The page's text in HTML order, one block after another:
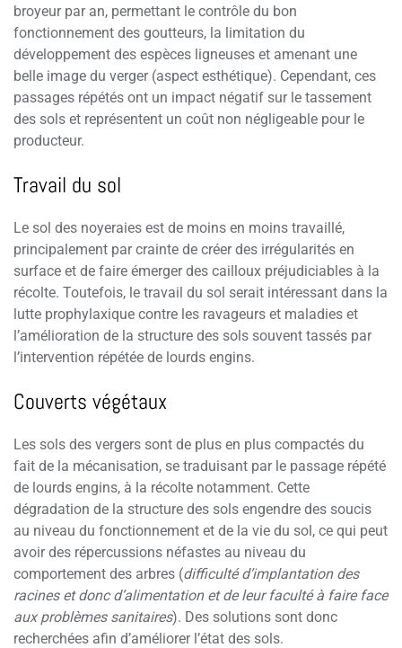
broyeur par an, permettant le contrôle du bon
fonctionnement des goutteurs, la limitation du
développement des espèces ligneuses et amenant une
belle image du verger (aspect esthétique). Cependant, ces
passages répétés ont un impact négatif sur le tassement
des sols et représentent un coût non négligeable pour le
producteur.
Travail du sol
Le sol des noyeraies est de moins en moins travaillé,
principalement par crainte de créer des irrégularités en
surface et de faire émerger des cailloux préjudiciables à la
récolte. Toutefois, le travail du sol serait intéressant dans la
lutte prophylaxique contre les ravageurs et maladies et
l’amélioration de la structure des sols souvent tassés par
l’intervention répétée de lourds engins.
Couverts végétaux
Les sols des vergers sont de plus en plus compactés du
fait de la mécanisation, se traduisant par le passage répété
de lourds engins, à la récolte notamment. Cette
dégradation de la structure des sols engendre des soucis
au niveau du fonctionnement et de la vie du sol, ce qui peut
avoir des répercussions néfastes au niveau du
comportement des arbres (difficulté d’implantation des
racines et donc d’alimentation et de leur faculté à faire face
aux problèmes sanitaires). Des solutions sont donc
recherchées afin d’améliorer l’état des sols.